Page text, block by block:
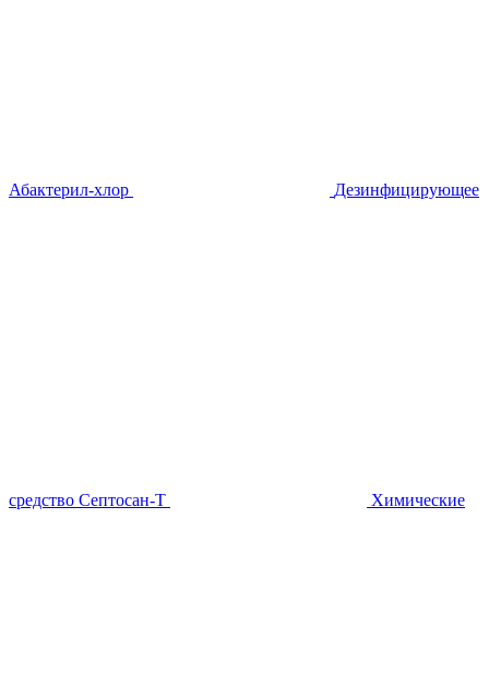
Абактерил-хлор Дезинфицирующее
средство Септосан-Т Химические